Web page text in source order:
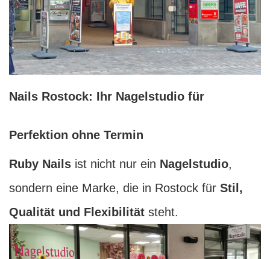
Nails Rostock: Ihr Nagelstudio für
Perfektion ohne Termin
Ruby Nails ist nicht nur ein Nagelstudio,
sondern eine Marke, die in Rostock für Stil,
Qualität und Flexibilität steht.